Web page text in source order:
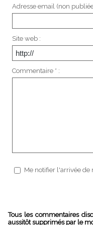
Adresse email (non
Site web :
Commentaire * :
Me notifier l'arrivée
Tous les commentaires
aussitôt supprimés par le